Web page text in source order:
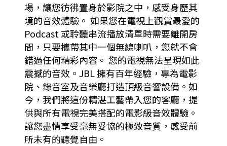
場，讓您彷彿置身於影院之中，感受身歷其
境的音效體驗。 如果您在電視上觀賞最愛的
Podcast 或聆聽串流播放清單時需要離開房
間，只要攜帶其中一個無線喇叭，您就不會
錯過任何精彩內容。 您的電視無法呈現如此
震撼的音效。JBL 擁有百年經驗，專為電影
院、錄音室及音樂廳打造頂級音響設備。如
今，我們將這份精湛工藝帶入您的客廳，提
供與所有電視完美搭配的電影級音效體驗。
讓您盡情享受毫無妥協的極致音質，感受前
所未有的聽覺自由。